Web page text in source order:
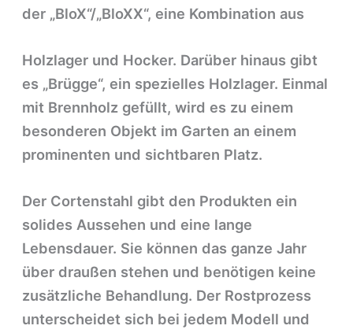
der „BloX“/„BloXX“, eine Kombination aus
Holzlager und Hocker. Darüber hinaus gibt
es „Brügge“, ein spezielles Holzlager. Einmal
mit Brennholz gefüllt, wird es zu einem
besonderen Objekt im Garten an einem
prominenten und sichtbaren Platz.
Der Cortenstahl gibt den Produkten ein
solides Aussehen und eine lange
Lebensdauer. Sie können das ganze Jahr
über draußen stehen und benötigen keine
zusätzliche Behandlung. Der Rostprozess
unterscheidet sich bei jedem Modell und